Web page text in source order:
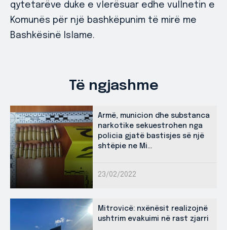
qytetarëve duke e vlerësuar edhe vullnetin e
Komunës për një bashkëpunim të mirë me
Bashkësinë Islame.
Të ngjashme
Armë, municion dhe substanca
narkotike sekuestrohen nga
policia gjatë bastisjes së një
shtëpie ne Mi...
23/02/2022
Mitrovicë: nxënësit realizojnë
ushtrim evakuimi në rast zjarri